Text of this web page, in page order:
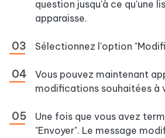
question jusqu'à ce qu'une
apparaisse.
Sélectionnez l'option
Vous pouvez maintenant
modifications souhaitées à
Une fois que vous avez
"Envoyer". Le message